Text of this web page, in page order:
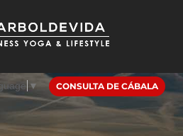
CONSULTA DE CÁBALA
▼